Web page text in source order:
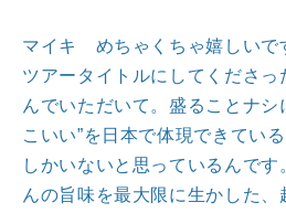
マイキ めちゃくちゃ嬉しいで
ツアータイトルにしてくださ
んでいただいて。盛ることナシ
こいい”を日本で体現できてい
しかいないと思っているんです
んの旨味を最大限に生かした、